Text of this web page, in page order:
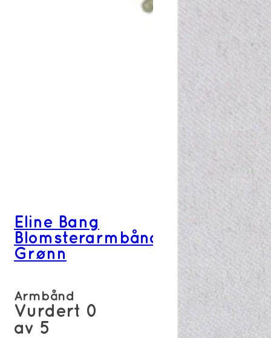
Eline Bang
Blomsterarmbånd
Grønn
Armbånd
Vurdert 0
av 5